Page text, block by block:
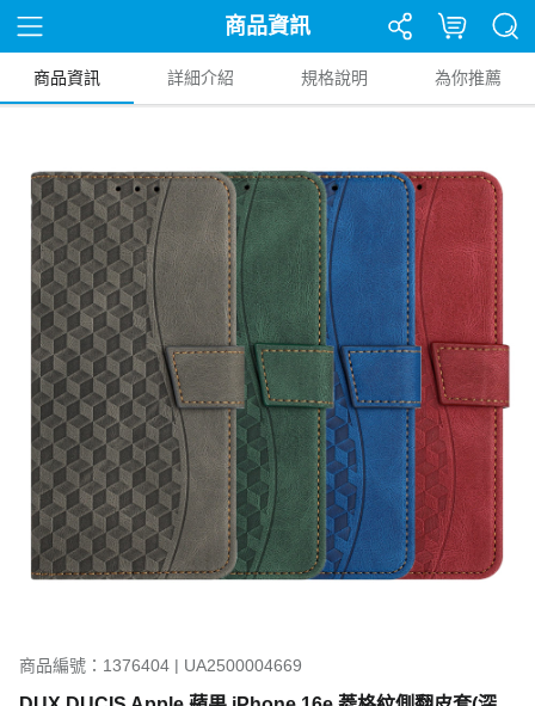
商品資訊
商品資訊 詳細介紹 規格說明 為你推薦
商品編號：1376404 | UA2500004669